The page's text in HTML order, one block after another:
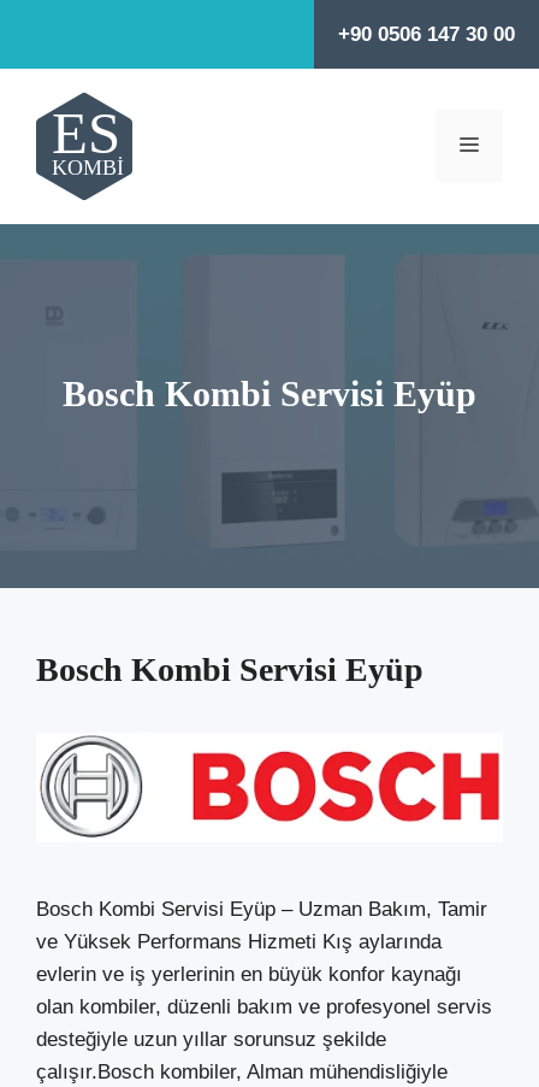
+90 0506 147 30 00
MENÜ
Bosch Kombi Servisi Eyüp
Bosch Kombi Servisi Eyüp
Bosch Kombi Servisi Eyüp – Uzman Bakım, Tamir
ve Yüksek Performans Hizmeti Kış aylarında
evlerin ve iş yerlerinin en büyük konfor kaynağı
olan kombiler, düzenli bakım ve profesyonel servis
desteğiyle uzun yıllar sorunsuz şekilde
çalışır.Bosch kombiler, Alman mühendisliğiyle